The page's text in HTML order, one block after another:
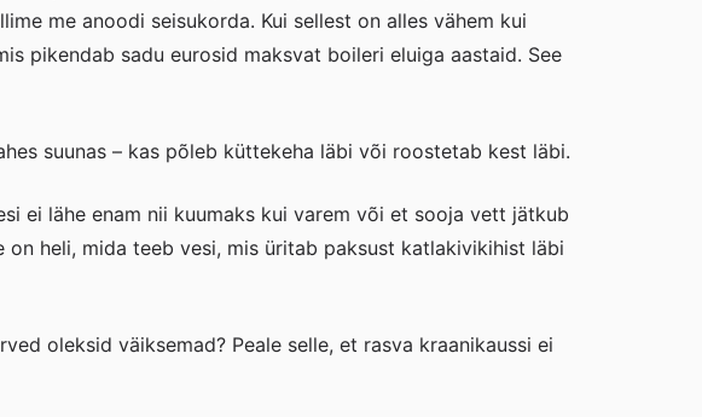
me anoodi seisukorda. Kui sellest on alles vähem kui
pikendab sadu eurosid maksvat boileri eluiga aastaid. See
suunas – kas põleb küttekeha läbi või roostetab kest läbi.
ei lähe enam nii kuumaks kui varem või et sooja vett jätkub
heli, mida teeb vesi, mis üritab paksust katlakivikihist läbi
oleksid väiksemad? Peale selle, et rasva kraanikaussi ei